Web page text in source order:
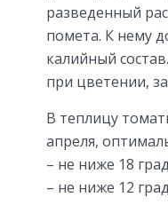
разведенный
помета. К нему
калийный
при цветении,
В теплицу
апреля,
– не ниже 18
– не ниже 12